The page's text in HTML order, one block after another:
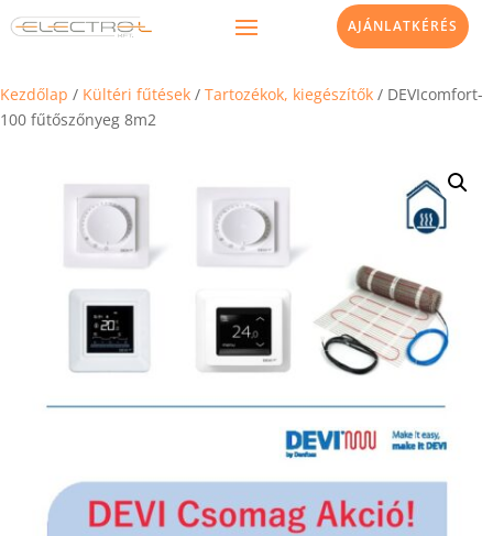
AJÁNLATKÉRÉS
Kezdőlap / Kültéri fűtések / Tartozékok, kiegészítők / DEVIcomfort-
100 fűtőszőnyeg 8m2